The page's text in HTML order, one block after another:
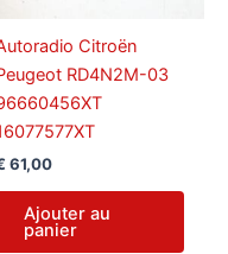
Citroën
RD4N2M-03
61,00
Ajouter au
panier